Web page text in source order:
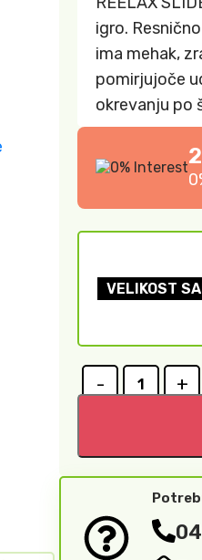
igro.
ima mehak,
pomirjujoče
okrevanju po
VELIKOST